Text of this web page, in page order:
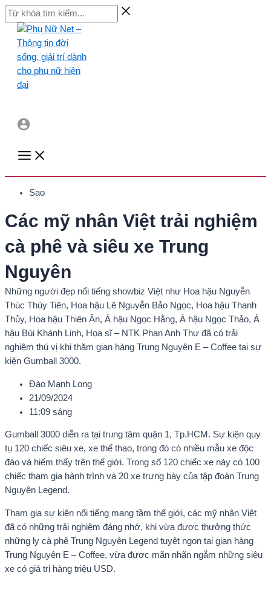
Skip
to
content
Từ
khóa
kiếm...
Main
Menu
Sao
Các mỹ nhân Việt trải nghiệm
cà phê và siêu xe Trung
Nguyên
Những người đẹp nổi tiếng showbiz Việt như Hoa hậu Nguyễn
Thúc Thùy Tiên, Hoa hậu Lê Nguyễn Bảo Ngọc, Hoa hậu Thanh
Thủy, Hoa hậu Thiên Ân, Á hậu Ngọc Hằng, Á hậu Ngọc Thảo, Á
hậu Bùi Khánh Linh, Họa sĩ – NTK Phan Anh Thư đã có trải
nghiệm thú vị khi thăm gian hàng Trung Nguyên E – Coffee tại sự
kiện Gumball 3000.
Đào Mạnh Long
21/09/2024
11:09 sáng
Gumball 3000 diễn ra tại trung tâm quận 1, Tp.HCM. Sự kiện quy
tụ 120 chiếc siêu xe, xe thể thao, trong đó có nhiều mẫu xe độc
đáo và hiếm thấy trên thế giới. Trong số 120 chiếc xe này có 100
chiếc tham gia hành trình và 20 xe trưng bày của tập đoàn Trung
Nguyên Legend.
Tham gia sự kiện nổi tiếng mang tầm thế giới, các mỹ nhân Việt
đã có những trải nghiệm đáng nhớ, khi vừa được thưởng thức
những ly cà phê Trung Nguyên Legend tuyệt ngon tại gian hàng
Trung Nguyên E – Coffee, vừa được mãn nhãn ngắm những siêu
xe có giá trị hàng triệu USD.